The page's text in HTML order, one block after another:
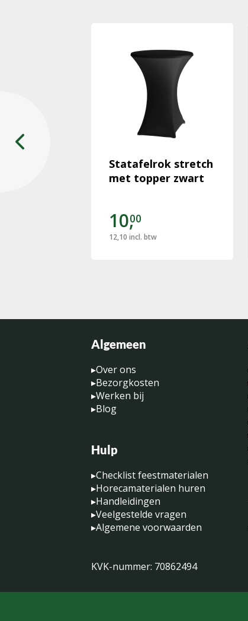
Statafelrok stretch
met topper zwart
10,00
12,10 incl. btw
Algemeen
▸Over ons
▸Bezorgkosten
▸Werken bij
▸Blog
Hulp
▸Checklist feestmaterialen
▸Horecamaterialen huren
▸Handleidingen
▸Veelgestelde vragen
▸Algemene voorwaarden
KVK-nummer: 70862494